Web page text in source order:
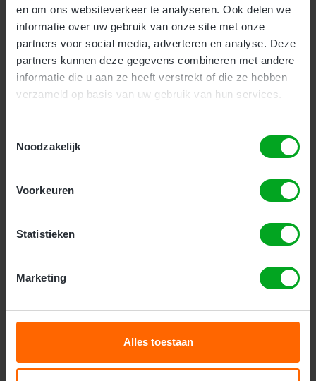
en om ons websiteverkeer te analyseren. Ook delen we
informatie over uw gebruik van onze site met onze
partners voor social media, adverteren en analyse. Deze
partners kunnen deze gegevens combineren met andere
informatie die u aan ze heeft verstrekt of die ze hebben
verzameld op basis van uw gebruik van hun services.
Noodzakelijk
Voorkeuren
Statistieken
Marketing
Alles toestaan
Kosten:€ 139,95(€ 169,34 incl. btw)
Inschrijven
VCA VOL cursus (VOL-VCA)
Als zzp’er of leidinggevende bent u al
organisatie. De
ondersteunt u met verdieping in theorie en praktijk.
In 1 dag frist u uw kennis op en legt u het examen af.